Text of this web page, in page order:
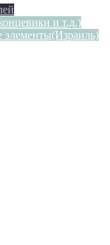
и т.д.)
элементы(Израиль)